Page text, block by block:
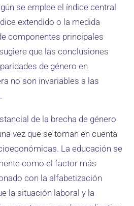
se emplee el índice central
extendido o la medida
componentes principales
que las conclusiones
de género en
no son invariables a las
de la brecha de género
vez que se toman en cuenta
La educación se
como el factor más
con la alfabetización
la situación laboral y la